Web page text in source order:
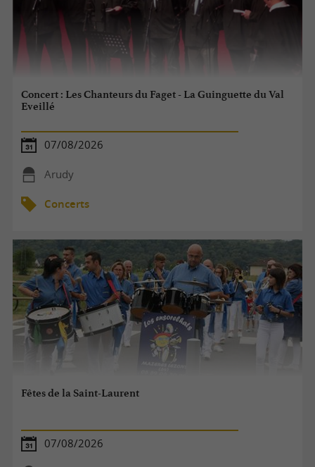
Concert : Les Chanteurs du Faget - La Guinguette du Val
Eveillé
07/08/2026
Arudy
Concerts
Fêtes de la Saint-Laurent
07/08/2026